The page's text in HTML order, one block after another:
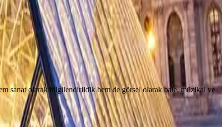
sanat olarak bilgilendirildik hem de görsel olarak bale, müzikal ve